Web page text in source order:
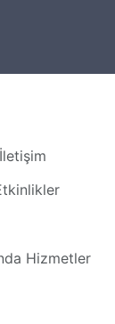
Hizmetler